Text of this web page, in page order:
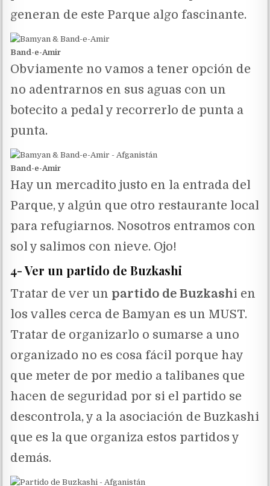
generan de este Parque algo fascinante.
Band-e-Amir
Obviamente no vamos a tener opción de
no adentrarnos en sus aguas con un
botecito a pedal y recorrerlo de punta a
punta.
Band-e-Amir
Hay un mercadito justo en la entrada del
Parque, y algún que otro restaurante local
para refugiarnos. Nosotros entramos con
sol y salimos con nieve. Ojo!
4- Ver un partido de Buzkashi
Tratar de ver un partido de Buzkashi en
los valles cerca de Bamyan es un MUST.
Tratar de organizarlo o sumarse a uno
organizado no es cosa fácil porque hay
que meter de por medio a talibanes que
hacen de seguridad por si el partido se
descontrola, y a la asociación de Buzkashi
que es la que organiza estos partidos y
demás.